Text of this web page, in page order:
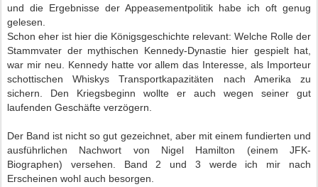
und die Ergebnisse der Appeasementpolitik habe ich oft genug
gelesen.
Schon eher ist hier die Königsgeschichte relevant: Welche Rolle der
Stammvater der mythischen Kennedy-Dynastie hier gespielt hat,
war mir neu. Kennedy hatte vor allem das Interesse, als Importeur
schottischen Whiskys Transportkapazitäten nach Amerika zu
sichern. Den Kriegsbeginn wollte er auch wegen seiner gut
laufenden Geschäfte verzögern.
Der Band ist nicht so gut gezeichnet, aber mit einem fundierten und
ausführlichen Nachwort von Nigel Hamilton (einem JFK-
Biographen) versehen. Band 2 und 3 werde ich mir nach
Erscheinen wohl auch besorgen.